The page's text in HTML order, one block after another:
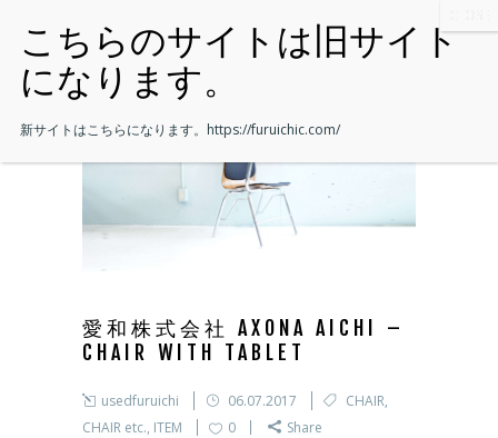
愛和株式会社 AXONA AICHI –
CHAIR WITH TABLET
usedfuruichi 06.07.2017 CHAIR,
CHAIR etc., ITEM 0 Share
新サイトはこちらになります。 https://furuichic.com/